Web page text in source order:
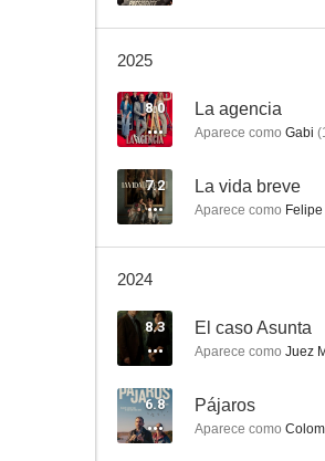
Modelo 77
7.3
2025
8.0 La agencia
Aparece como Gabi (
7.2 La vida breve
Aparece como
2024
8.3 El caso Asunta
Aparece como Juez
6.8 Pájaros
Aparece como